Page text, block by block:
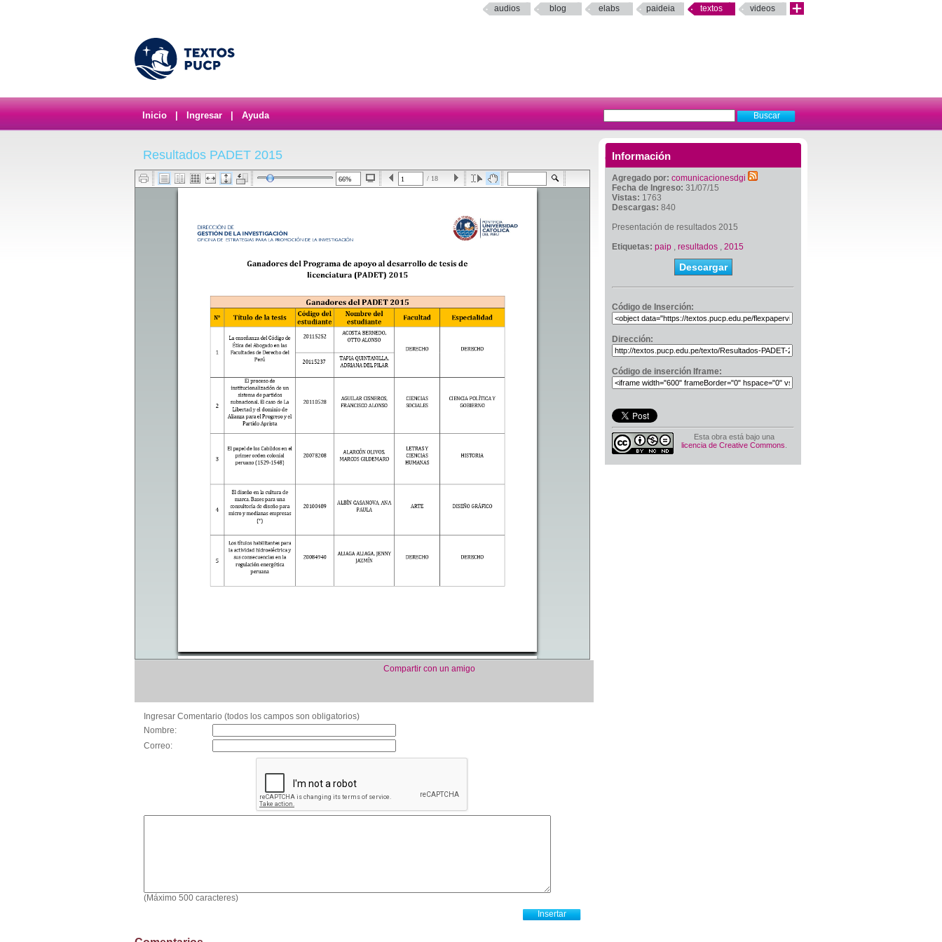
audios blog elabs paideia textos videos
Inicio Ingresar Ayuda
Información
Agregado por: comunicacionesdgi
Fecha de Ingreso: 31/07/15
Vistas: 1763
Descargas: 840
Presentación de resultados 2015
Etiquetas: paip , resultados , 2015
Descargar
Código de Inserción:
Dirección:
Código de inserción Iframe:
Esta obra está bajo una
licencia de Creative Commons
Resultados PADET 2015
/ 18
Compartir con un amigo
Ingresar Comentario (todos los campos son obligatorios)
Nombre:
Correo:
(Máximo 500 caracteres)